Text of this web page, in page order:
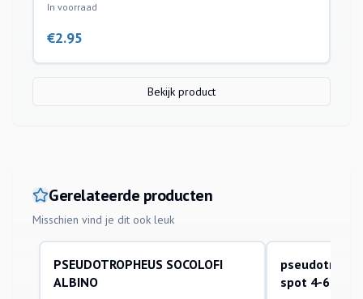
In voorraad
€2.95
Bekijk product
Gerelateerde producten
Misschien vind je dit ook leuk
aquariumvissen
PSEUDOTROPHEUS SOCOLOFI
ALBINO
aquariumvissen
spot 4-6cm